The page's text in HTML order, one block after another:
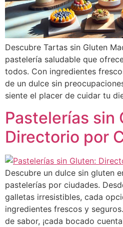
Descubre Tartas sin Gluten
pastelería saludable que
todos. Con ingredientes
de un dulce sin
siente el placer de cuidar tu
Pastelerías sin
Directorio por
Descubre un dulce sin gluten
pastelerías por ciudades.
galletas irresistibles, cada
ingredientes frescos y
de sabor, ¡cada bocado